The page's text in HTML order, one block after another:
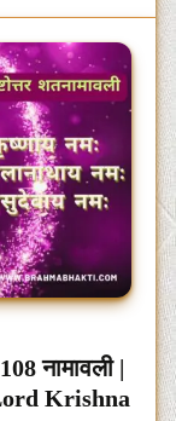
नामावली |
Krishna